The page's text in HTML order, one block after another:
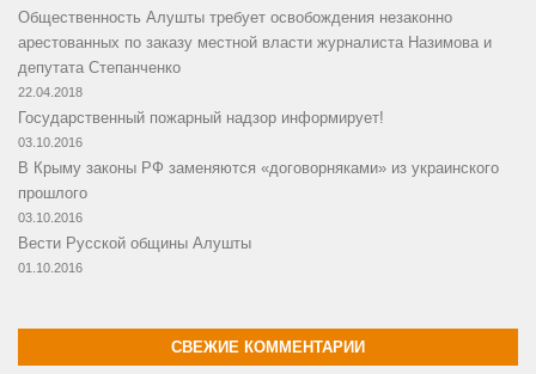
Общественность Алушты требует освобождения незаконно
арестованных по заказу местной власти журналиста Назимова и
депутата Степанченко
22.04.2018
Государственный пожарный надзор информирует!
03.10.2016
В Крыму законы РФ заменяются «договорняками» из украинского
прошлого
03.10.2016
Вести Русской общины Алушты
01.10.2016
СВЕЖИЕ КОММЕНТАРИИ